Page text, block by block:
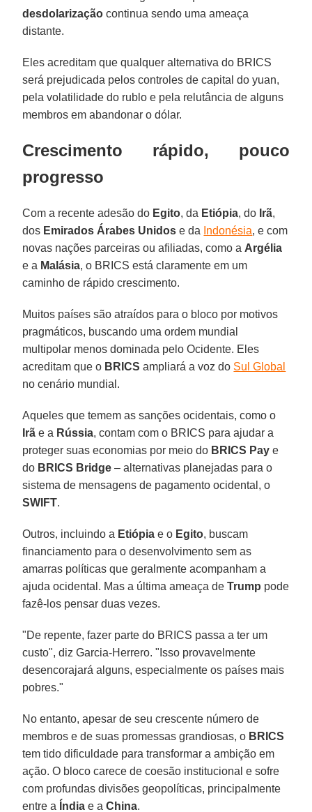
desdolarização continua sendo uma ameaça
distante.
Eles acreditam que qualquer alternativa do BRICS
será prejudicada pelos controles de capital do yuan,
pela volatilidade do rublo e pela relutância de alguns
membros em abandonar o dólar.
Crescimento rápido, pouco
progresso
Com a recente adesão do Egito, da Etiópia, do Irã,
dos Emirados Árabes Unidos e da Indonésia, e com
novas nações parceiras ou afiliadas, como a Argélia
e a Malásia, o BRICS está claramente em um
caminho de rápido crescimento.
Muitos países são atraídos para o bloco por motivos
pragmáticos, buscando uma ordem mundial
multipolar menos dominada pelo Ocidente. Eles
acreditam que o BRICS ampliará a voz do Sul Global
no cenário mundial.
Aqueles que temem as sanções ocidentais, como o
Irã e a Rússia, contam com o BRICS para ajudar a
proteger suas economias por meio do BRICS Pay e
do BRICS Bridge – alternativas planejadas para o
sistema de mensagens de pagamento ocidental, o
SWIFT.
Outros, incluindo a Etiópia e o Egito, buscam
financiamento para o desenvolvimento sem as
amarras políticas que geralmente acompanham a
ajuda ocidental. Mas a última ameaça deTrump pode
fazê-los pensar duas vezes.
"De repente, fazer parte do BRICS passa a ter um
custo", diz Garcia-Herrero. "Isso provavelmente
desencorajará alguns, especialmente os países mais
pobres."
No entanto, apesar de seu crescente número de
membros e de suas promessas grandiosas, o BRICS
tem tido dificuldade para transformar a ambição em
ação. O bloco carece de coesão institucional e sofre
com profundas divisões geopolíticas, principalmente
entre a Índia e aChina.